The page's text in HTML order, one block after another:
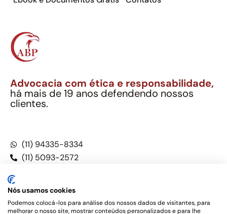
Advocacia com ética e responsabilidade,
há mais de 19 anos defendendo nossos
clientes.
(11) 94335-8334
(11) 5093-2572
Nós usamos cookies
Podemos colocá-los para análise dos nossos dados de visitantes, para
melhorar o nosso site, mostrar conteúdos personalizados e para lhe